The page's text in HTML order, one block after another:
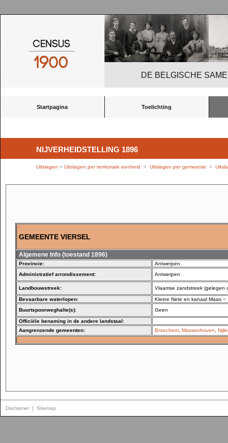
DE BELGISCHE
Startpagina Toelichting
NIJVERHEIDSTELLING 1896
Uitslagen > Uitslagen per territoriale eenheid > Uitslagen per gemeente >
GEMEENTE VIERSEL
Algemene Info (toestand 1896)
Provincie:
Antwerpen
Administratief arrondissement:
Antwerpen
Landbouwstreek:
Vlaamse zandstreek (gelegen
Bevaarbare waterlopen:
Kleine Nete en kanaal Maas
Buurtspoorweghalte(s):
Geen
Officiële benaming in de andere landstaal:
Aangrenzende gemeenten:
Broechem Massenhoven
Disclaimer | Sitemap